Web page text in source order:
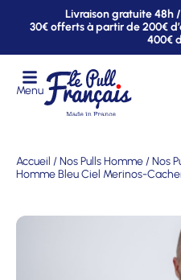
Livraison gratuite 48h
30€ offerts à partir de 200€
400€
Menu
Accueil /Nos Pulls Homme /Nos
Homme Bleu Ciel Merinos-